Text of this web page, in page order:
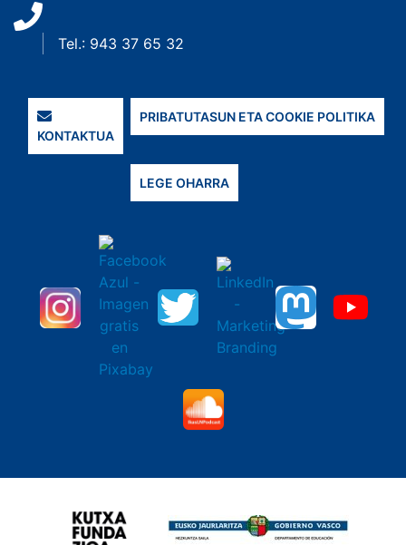
Tel.: 943 37 65 32
KONTAKTUA
PRIBATUTASUN ETA COOKIE POLITIKA
LEGE OHARRA